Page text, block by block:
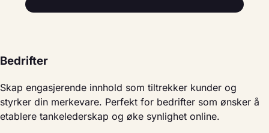
Bedrifter
Skap engasjerende innhold som tiltrekker kunder og
styrker din merkevare. Perfekt for bedrifter som ønsker å
etablere tankelederskap og øke synlighet online.